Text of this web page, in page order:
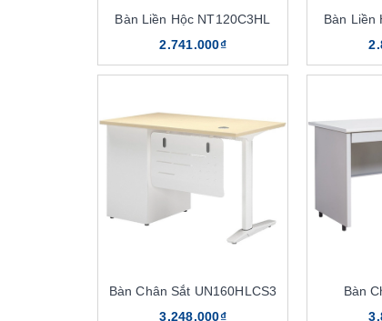
Bàn Liền Hộc NT120C3HL
2.741.000₫
Bàn Liền
Bàn Chân Sắt UN160HLCS3
3.248.000₫
Bàn